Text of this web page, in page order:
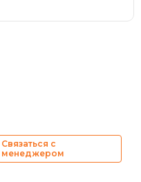
Связаться с
менеджером